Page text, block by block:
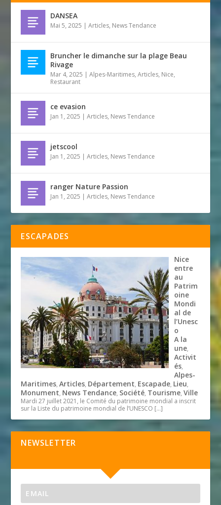
DANSEA
Mai 5, 2025 |Articles, News Tendance
Bruncher le dimanche sur la plage Beau
Rivage
Mar 4, 2025 |Alpes-Maritimes,Articles, Nice,
Restaurant
ce evasion
Jan 1, 2025 |Articles, News Tendance
jetscool
Jan 1, 2025 |Articles, News Tendance
ranger Nature Passion
Jan 1, 2025 |Articles, News Tendance
ESCAPADES
Nice
entre
au
Patrim
oine
Mondi
al de
l’Unesc
o
A la
une,
Activit
és,
Alpes-
Maritimes,Articles, Département, Escapade, Lieu,
Monument, News Tendance, Société, Tourisme,Ville
Mardi 27 juillet 2021, le Comité du patrimoine mondial a inscrit
sur la Liste du patrimoine mondial de l’UNESCO […]
NEWSLETTER